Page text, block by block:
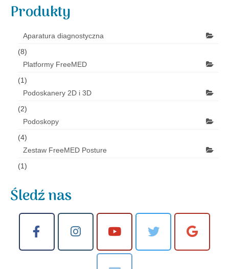
Produkty
Aparatura diagnostyczna
(8)
Platformy FreeMED
(1)
Podoskanery 2D i 3D
(2)
Podoskopy
(4)
Zestaw FreeMED Posture
(1)
Śledź nas